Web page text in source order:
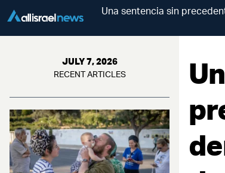
Una sentencia sin
JULY 7, 2026
RECENT ARTICLES